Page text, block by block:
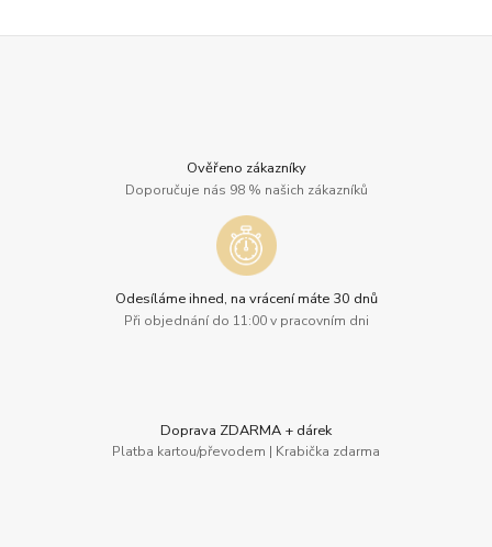
Ověřeno zákazníky
Doporučuje nás 98 % našich zákazníků
Odesíláme ihned, na vrácení máte 30 dnů
Při objednání do 11:00 v pracovním dni
Doprava ZDARMA + dárek
Platba kartou/převodem | Krabička zdarma